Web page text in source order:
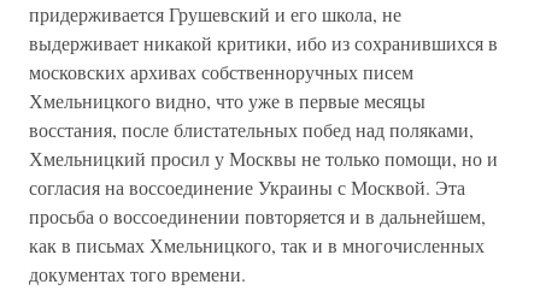
придерживается Грушевский и его школа, не
выдерживает никакой критики, ибо из сохранившихся в
московских архивах собственноручных писем
Хмельницкого видно, что уже в первые месяцы
восстания, после блистательных побед над поляками,
Хмельницкий просил у Москвы не только помощи, но и
согласия на воссоединение Украины с Москвой. Эта
просьба о воссоединении повторяется и в дальнейшем,
как в письмах Хмельницкого, так и в многочисленных
документах того времени.